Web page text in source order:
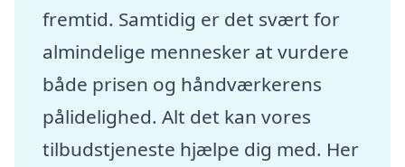
fremtid. Samtidig er det svært for
almindelige mennesker at vurdere
både prisen og håndværkerens
pålidelighed. Alt det kan vores
tilbudstjeneste hjælpe dig med. Her